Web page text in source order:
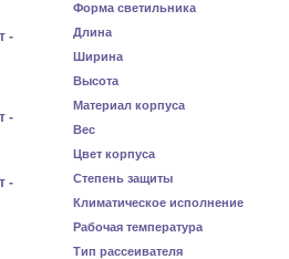
Форма светильника
Длина
Ширина
Высота
Материал корпуса
Вес
Цвет корпуса
Степень защиты
Климатическое исполнение
Рабочая температура
Тип рассеивателя